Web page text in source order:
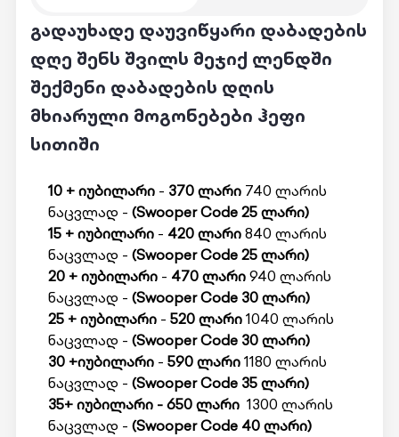
გადაუხადე დაუვიწყარი დაბადების
დღე შენს შვილს მეჯიქ ლენდში
შექმენი დაბადების დღის
მხიარული მოგონებები ჰეფი
სითიში
10 + იუბილარი- 370 ლარი740 ლარის
ნაცვლად - (Swooper Code 25 ლარი)
15 + იუბილარი- 420 ლარი840 ლარის
ნაცვლად - (Swooper Code 25 ლარი)
20 + იუბილარი- 470 ლარი940 ლარის
ნაცვლად - (Swooper Code 30 ლარი)
25 + იუბილარი- 520 ლარი1040 ლარის
ნაცვლად - (Swooper Code 30 ლარი)
30 +იუბილარი- 590 ლარი1180 ლარის
ნაცვლად - (Swooper Code 35 ლარი)
35+ იუბილარი - 650 ლარი 1300 ლარის
ნაცვლად - (Swooper Code 40 ლარი)